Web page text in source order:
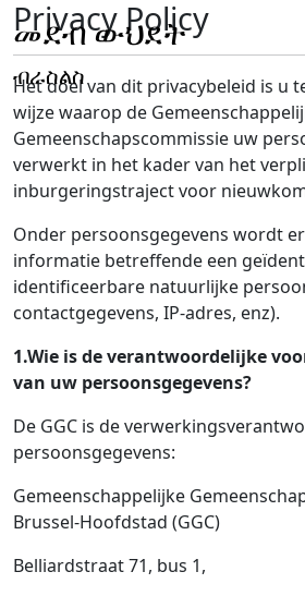
መደብ ውህደት
ብራስልስ
Privacy Policy
Het doel van dit privacybeleid is u
wijze waarop de
Gemeenschapscommissie uw
verwerkt in het kader van het
inburgeringstraject voor
Onder persoonsgegevens wordt
informatie betreffende een
identificeerbare natuurlijke
contactgegevens, IP-adres, enz).
1.Wie is de verantwoordelijke
van uw persoonsgegevens?
De GGC is de
persoonsgegevens:
Gemeenschappelijke
Brussel-Hoofdstad (GGC)
Belliardstraat 71, bus 1,